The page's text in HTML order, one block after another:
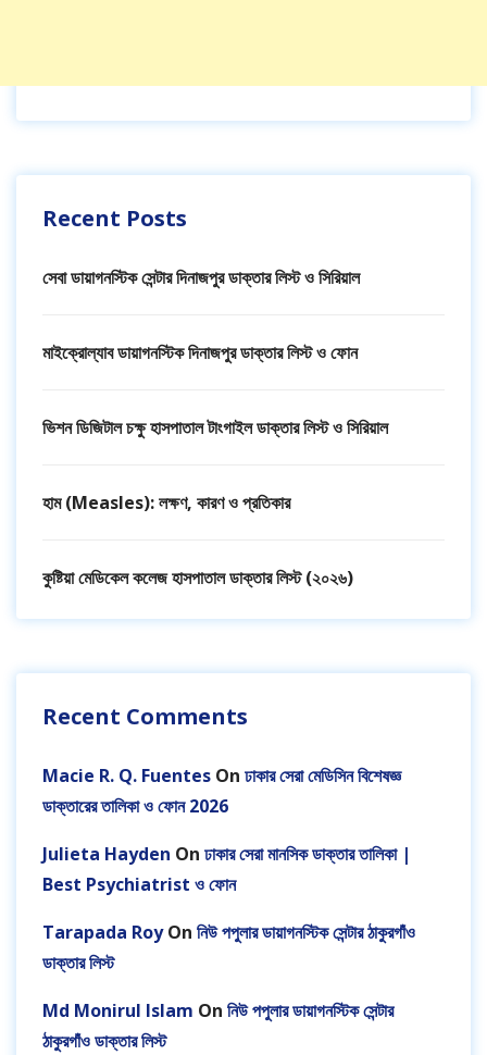
Recent Posts
সেবা ডায়াগনস্টিক সেন্টার দিনাজপুর ডাক্তার লিস্ট ও সিরিয়াল
মাইক্রোল্যাব ডায়াগনস্টিক দিনাজপুর ডাক্তার লিস্ট ও ফোন
ভিশন ডিজিটাল চক্ষু হাসপাতাল টাংগাইল ডাক্তার লিস্ট ও সিরিয়াল
হাম (Measles): লক্ষণ, কারণ ও প্রতিকার
কুষ্টিয়া মেডিকেল কলেজ হাসপাতাল ডাক্তার লিস্ট (২০২৬)
Recent Comments
Macie R. Q. Fuentes On ঢাকার সেরা মেডিসিন বিশেষজ্ঞ
ডাক্তারের তালিকা ও ফোন 2026
Julieta Hayden On ঢাকার সেরা মানসিক ডাক্তার তালিকা |
Best Psychiatrist ও ফোন
Tarapada RoyOn নিউ পপুলার ডায়াগনস্টিক সেন্টার ঠাকুরগাঁও
ডাক্তার লিস্ট
Md Monirul Islam On নিউ পপুলার ডায়াগনস্টিক সেন্টার
ঠাকুরগাঁও ডাক্তার লিস্ট